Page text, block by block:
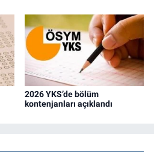
2026 YKS’de bölüm
kontenjanları açıklandı